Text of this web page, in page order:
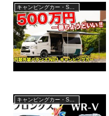
キャンピングカー・SUV人気車種